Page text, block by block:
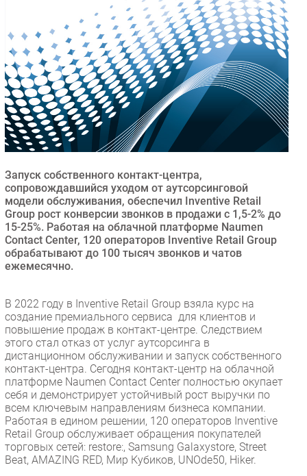
Оборудование
ПО
Outsourcing
Кадры
Регулирование
Финансы
Web
Инновации
CIO/Управление ИТ
Гаджеты
Здоровье
РАЗДЕЛЫ
Новости
Аналитика
Интервью
Мероприятия
Проекты
IT класс
Тестовый стенд
Каталог компаний
Запуск собственного контакт-центра,
сопровождавшийся уходом от аутсорсинговой
модели обслуживания, обеспечил Inventive Retail
Group рост конверсии звонков в продажи с 1,5-2% до
15-25%. Работая на облачной платформе Naumen
Contact Center, 120 операторов Inventive Retail Group
обрабатывают до 100 тысяч звонков и чатов
ежемесячно.
В 2022 году в Inventive Retail Group взяла курс на
создание премиального сервиса для клиентов и
повышение продаж в контакт-центре. Следствием
этого стал отказ от услуг аутсорсинга в
дистанционном обслуживании и запуск собственного
контакт-центра. Сегодня контакт-центр на облачной
платформе Naumen Сontact Center полностью окупает
себя и демонстрирует устойчивый рост выручки по
всем ключевым направлениям бизнеса компании.
Работая в едином решении, 120 операторов Inventive
Retail Group обслуживает обращения покупателей
торговых сетей: restore:, Samsung Galaxystore, Street
Beat, AMAZING RED, Мир Кубиков, UNOde50, Hiker.